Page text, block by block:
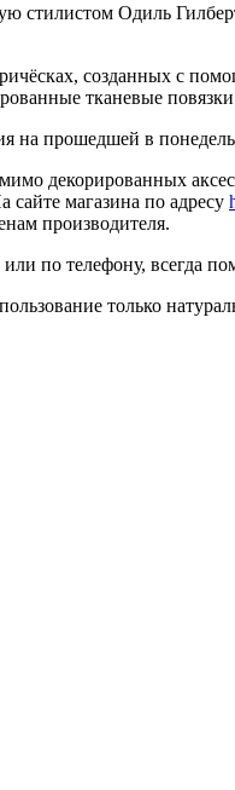
стилистом Одиль
созданных с
тканевые
на прошедшей в
декорированных
магазина по адресу
производителя.
по телефону, всегда
только